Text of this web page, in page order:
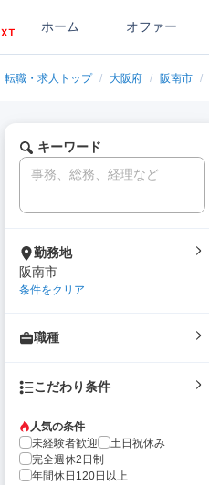
ホーム オファー
転職・求人トップ / 大阪府 / 阪南市 /
キーワード
勤務地
阪南市
条件をクリア
職種
こだわり条件
人気の条件
未経験者歓迎
土日祝休み
完全週休2日制
年間休日120日以上